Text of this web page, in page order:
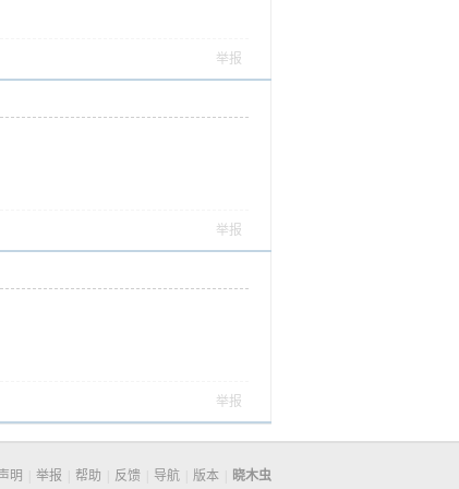
举报
举报
举报
明 举报 帮助 反馈 导航 版本 晓木虫